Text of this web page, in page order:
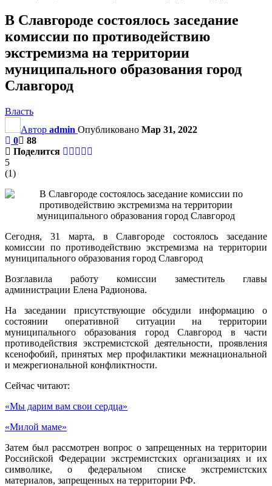
В Славгороде состоялось заседание
комиссии по противодействию
экстремизма на территории
муниципального образования город
Славгород
Власть
Автор admin Опубликовано Мар 31, 2022
0
88
Поделится
5
(1)
Сегодня, 31 марта, в Славгороде состоялось заседание
комиссии по противодействию экстремизма на территории
муниципального образования город Славгород
Возглавила работу комиссии заместитель главы
администрации Елена Радионова.
На заседании присутствующие обсудили информацию о
состоянии оперативной ситуации на территории
муниципального образования город Славгород в части
противодействия экстремистской деятельности, проявления
ксенофобий, принятых мер профилактики межнациональной
и межрегиональной конфликтности.
Сейчас читают:
«Мы дарим вам свои сердца»
«Милой маме»
Затем был рассмотрен вопрос о запрещенных на территории
Российской Федерации экстремистских организациях и их
символике, о федеральном списке экстремистских
материалов, запрещенных на территории РФ.